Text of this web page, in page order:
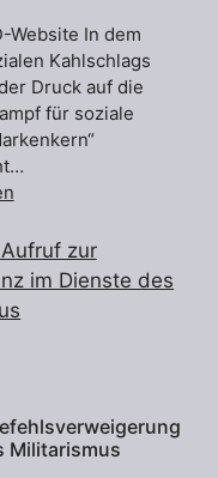
Website In dem
Kahlschlags
Druck auf die
für soziale
Militarismus